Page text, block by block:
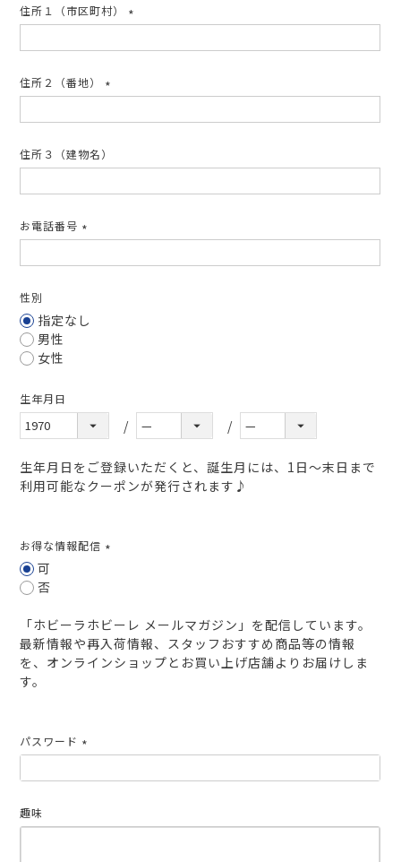
住所１（市区町村）
須)
住所２（番地）
須)
住所３（建物名）
お電話番号
須)
性別
指定なし
男性
女性
生年月日
生年月日をご登録いただくと、誕生月には、1日～末日まで
利用可能なクーポンが発行されます♪
お得な情報配信
可
否
「ホビーラホビーレ メールマガジン」を配信しています。
最新情報や再入荷情報、スタッフおすすめ商品等の情報
を、オンラインショップとお買い上げ店舗よりお届けしま
す。
パスワード
須)
趣味